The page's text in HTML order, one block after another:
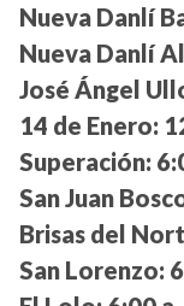
Nueva Danlí
Nueva Danlí
José Ángel
14 de Enero:
Superación:
San Juan
Brisas del
San Lorenzo: